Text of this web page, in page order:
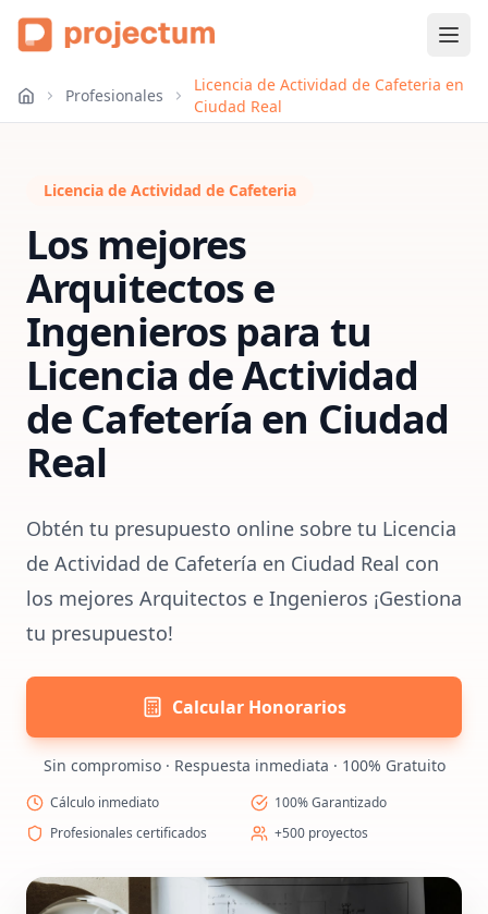
Profesionales
Licencia de Actividad de Cafeteria en
Ciudad Real
Licencia de Actividad de Cafeteria
Los mejores
Arquitectos e
Ingenieros para tu
Licencia de Actividad
de Cafetería en Ciudad
Real
Obtén tu presupuesto online sobre tu Licencia
de Actividad de Cafetería en Ciudad Real con
los mejores Arquitectos e Ingenieros ¡Gestiona
tu presupuesto!
Calcular Honorarios
Sin compromiso · Respuesta inmediata · 100% Gratuito
Cálculo inmediato
100% Garantizado
Profesionales certificados
+500 proyectos